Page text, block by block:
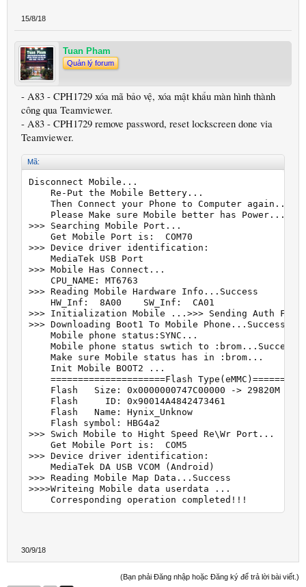
15/8/18
Tuan Pham
Quản lý forum
- A83 - CPH1729 xóa mã bảo vệ, xóa mật khẩu màn hình thành
công qua Teamviewer.
- A83 - CPH1729 remove password, reset lockscreen done via
Teamviewer.
Mã:
Disconnect Mobile...
    Re-Put the Mobile Bettery...
    Then Connect your Phone to Computer again....
    Please Make sure Mobile better has Power...
>>> Searching Mobile Port...
    Get Mobile Port is:  COM70
>>> Device driver identification:
    MediaTek USB Port
>>> Mobile Has Connect...
    CPU_NAME: MT6763
>>> Reading Mobile Hardware Info...Success
    HW_Inf:  8A00    SW_Inf:  CA01
>>> Initialization Mobile ...>>> Sending Auth File
>>> Downloading Boot1 To Mobile Phone...Success
    Mobile phone status:SYNC...
    Mobile phone status swtich to :brom...Success
    Make sure Mobile status has in :brom...
    Init Mobile BOOT2 ...
=====================Flash
    Flash   Size: 0x0000000747C00000 -> 29820M
    Flash     ID: 0x90014A4842473461
    Flash   Name: Hynix_Unknow
    Flash symbol: HBG4a2
>>> Swich Mobile to Hight Speed Re\Wr Port...
    Get Mobile Port is:  COM5
>>> Device driver identification:
    MediaTek DA USB VCOM (Android)
>>> Reading Mobile Map Data...Success
>>>>Writeing Mobile data userdata ...
30/9/18
(Bạn phải Đăng nhập hoặc Đăng ký để trả lời bài viết.)